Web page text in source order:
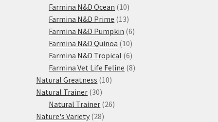
Farmina N&D Ocean 1010
produktů
Farmina N&D Prime 1313
produktů
Farmina N&D Pumpkin 66
Farmina N&D Quinoa 1010
produktů
Farmina N&D Tropical 66
produktů
Farmina Vet Life Feline 88
Natural Greatness 1010
Natural Trainer 3030
produktů
Natural Trainer 2626
Nature's Variety 2828